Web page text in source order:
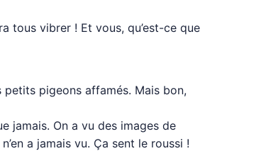
tous vibrer ! Et vous, qu’est-ce que
pigeons affamés. Mais bon,
jamais. On a vu des images de
a jamais vu. Ça sent le roussi !